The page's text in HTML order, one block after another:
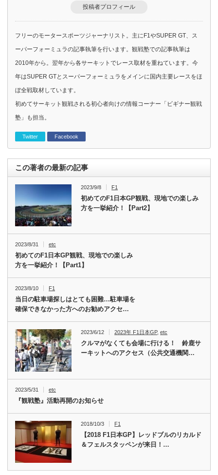
投稿者プロフィール
フリーのモータースポーツジャーナリスト。主にF1やSUPER GT、ス
ーパーフォーミュラの記事執筆を行います。観戦塾での記事執筆は
2010年から。翌年から各サーキットでレース取材を重ねています。今
年はSUPER GTとスーパーフォーミュラをメインに国内主要レースをほ
ぼ全戦取材しています。
初めてサーキット観戦される初心者向けの情報コーナー「ビギナー観戦
塾」も担当。
Twitter Facebook
この著者の最新の記事
2023/9/8 F1
初めてのF1日本GP観戦、現地での楽しみ
方を一挙紹介！【Part2】
2023/8/31 etc
初めてのF1日本GP観戦、現地での楽しみ
方を一挙紹介！【Part1】
2023/8/10 F1
当日の駐車場探しはとても困難…駐車場を
確保できなかった方へのお勧めアクセ…
2023/6/12 2023年 F1日本GP,etc
クルマがなくても会場に行ける！ 鈴鹿サ
ーキットへのアクセス（公共交通機関…
2023/5/31 etc
『観戦塾』活動再開のお知らせ
2018/10/3 F1
【2018 F1日本GP】レッドブルのリカルド
＆フェルスタッペンが来日！…